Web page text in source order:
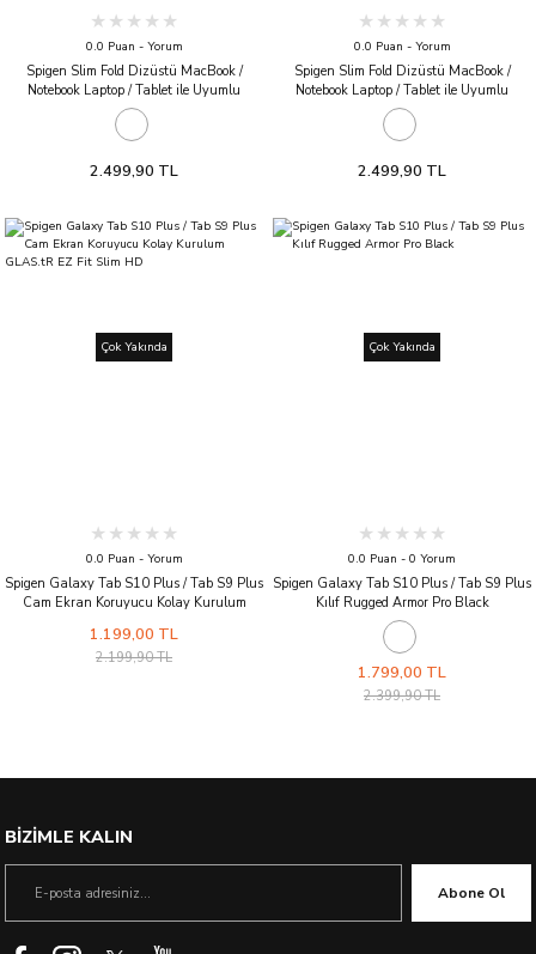
0.0 Puan - Yorum
Spigen Slim Fold Dizüstü MacBook /
Notebook Laptop / Tablet ile Uyumlu
Katlanabilir Kaymaz Taban Dikey Masa
Standı LD201-S9 Black
2.499,90 TL
0.0 Puan - Yorum
Spigen Slim Fold Dizüstü MacBook /
Notebook Laptop / Tablet ile Uyumlu
Katlanabilir Kaymaz Taban Masa Standı
LD201-S8 Black
2.499,90 TL
Çok Yakında
0.0 Puan - Yorum
Spigen Galaxy Tab S10 Plus / Tab S9 Plus
Cam Ekran Koruyucu Kolay Kurulum
1.199,00 TL
2.199,90 TL
Çok Yakında
0.0 Puan - 0 Yorum
Spigen Galaxy Tab S10 Plus / Tab S9 Plus
Kılıf Rugged Armor Pro Black
1.799,00 TL
2.399,90 TL
BİZİMLE KALIN
Abone Ol